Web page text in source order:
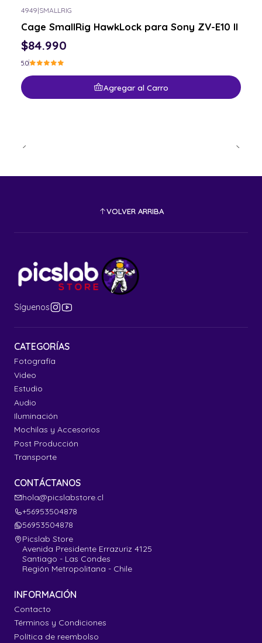
4949|SMALLRIG
Cage SmallRig HawkLock para Sony ZV-E10 II
$84.990
5.0
Agregar al Carro
VOLVER ARRIBA
Síguenos
CATEGORÍAS
Fotografía
Video
Estudio
Audio
Iluminación
Mochilas y Accesorios
Post Producción
Transporte
CONTÁCTANOS
hola@picslabstore.cl
+56953504878
56953504878
Picslab Store
Avenida Presidente Errazuriz 4125
Santiago - Las Condes
Región Metropolitana - Chile
INFORMACIÓN
Contacto
Términos y Condiciones
Política de reembolso